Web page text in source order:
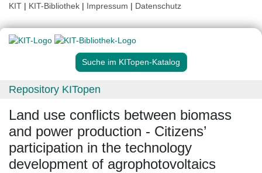
KIT | KIT-Bibliothek | Impressum | Datenschutz
Suche im KITopen-Katalog
Repository KITopen
Land use conflicts between biomass
and power production - Citizens’
participation in the technology
development of agrophotovoltaics